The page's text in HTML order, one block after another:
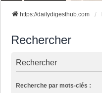
https://dailydigesthub.com
Rechercher
Rechercher
Recherche par mots-clés :